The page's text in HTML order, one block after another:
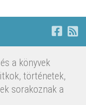
a könyvek
történetek,
sorakoznak a